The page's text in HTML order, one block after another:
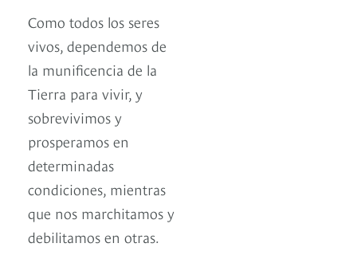
Como todos los seres
vivos, dependemos de
la munificencia de la
Tierra para vivir, y
sobrevivimos y
prosperamos en
determinadas
condiciones, mientras
que nos marchitamos y
debilitamos en otras.